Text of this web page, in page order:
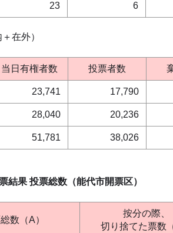
23 6
在外）
当日有権者数 投票者数
23,741 17,790
28,040 20,236
51,781 38,026
結果 投票総数（能代市開票区）
数（A）
按分の際、
切り捨てた票数